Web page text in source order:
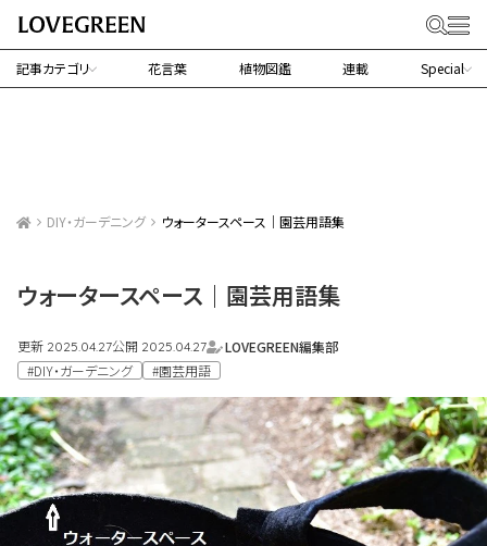
記事カテゴリ 花言葉 植物図鑑 連載 Special
DIY・ガーデニング ウォータースペース｜園芸用語集
ウォータースペース｜園芸用語集
更新 2025.04.27公開 2025.04.27
LOVEGREEN編集部
#DIY・ガーデニング
#園芸用語